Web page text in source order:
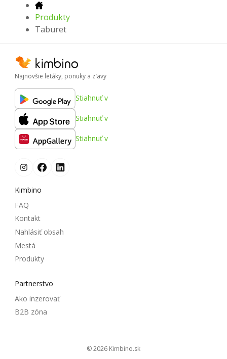
Produkty
Taburet
Najnovšie letáky, ponuky a zľavy
Stiahnuť v
Stiahnuť v
Stiahnuť v
Kimbino
FAQ
Kontakt
Nahlásiť obsah
Mestá
Produkty
Partnerstvo
Ako inzerovať
B2B zóna
© 2026
kimbino.sk